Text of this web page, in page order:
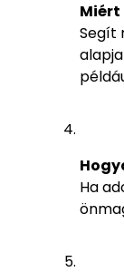
Segít
Ha